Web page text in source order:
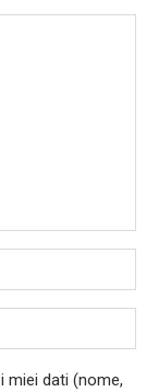
miei dati (nome,